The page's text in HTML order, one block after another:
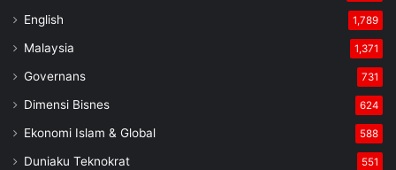
English 1,789
Malaysia 1,371
Governans 731
Dimensi Bisnes 624
Ekonomi Islam & Global 588
Duniaku Teknokrat 551